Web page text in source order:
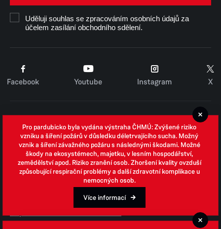
Uděluji souhlas se zpracováním osobních údajů za
účelem zasílání obchodního sdělení.
Facebook Youtube Instagram X
Zpracování osobních údajů
Whistleblowing
Open data
Povinně zveřejňované informace
Prohlášení o přístupnosti
Odpovědi na žádosti o informace
Pro pardubicko byla vydána výstraha ČHMÚ: Zvýšené riziko
vzniku a šíření požárů v důsledku déletrvajícího sucha. Možný
vznik a šíření závažného požáru s následnými škodami. Možné
škody na ekosystémech, majetku, v lesním hospodářství,
zemědělství apod. Riziko zranění osob. Zhoršení kvality ovzduší
způsobující respirační problémy a další zdravotní komplikace u
nemocných osob.
Více informací